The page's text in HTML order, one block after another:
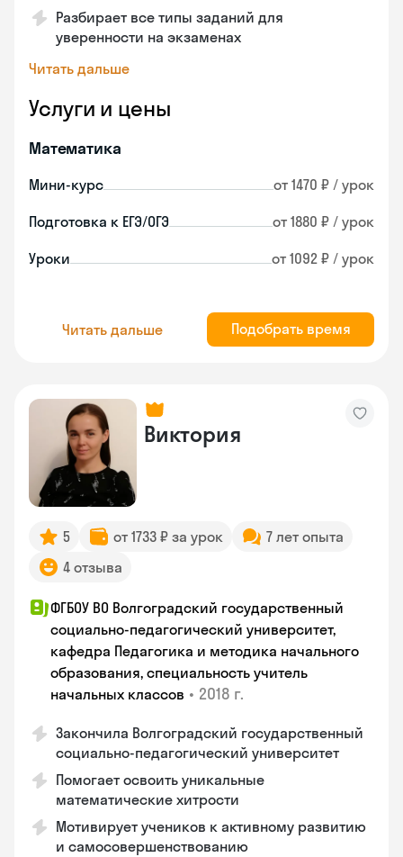
Разбирает все типы заданий для
уверенности на экзаменах
Читать дальше
Услуги и цены
Математика
Мини-курс от 1470 ₽ / урок
Подготовка к ЕГЭ/ОГЭ от 1880 ₽ / урок
Уроки от 1092 ₽ / урок
Читать дальше Подобрать время
Виктория
5 от 1733 ₽ за урок
7 лет опыта
4 отзыва
ФГБОУ ВО Волгоградский государственный
социально-педагогический университет,
кафедра Педагогика и методика начального
образования, специальность учитель
начальных классов • 2018 г.
Закончила Волгоградский государственный
социально-педагогический университет
Помогает освоить уникальные
математические хитрости
Мотивирует учеников к активному развитию
и самосовершенствованию